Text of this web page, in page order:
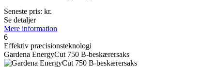
Seneste pris: kr.
Se detaljer
Mere information
6
Effektiv præcisionsteknologi
Gardena EnergyCut 750 B-beskærersaks